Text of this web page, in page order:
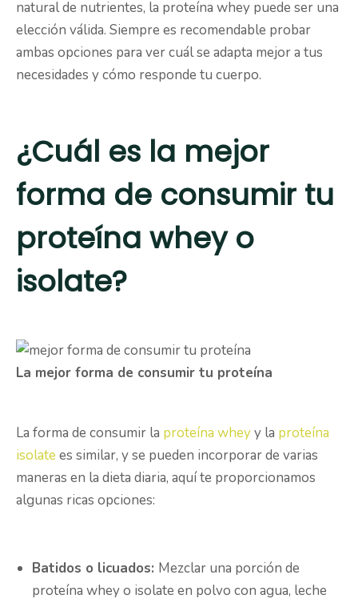
natural de nutrientes, la proteína whey puede ser una
elección válida. Siempre es recomendable probar
ambas opciones para ver cuál se adapta mejor a tus
necesidades y cómo responde tu cuerpo.
¿Cuál es la mejor
forma de consumir tu
proteína whey o
isolate?
La mejor forma de consumir tu proteína
La forma de consumir la proteína wheyy la proteína
isolate es similar, y se pueden incorporar de varias
maneras en la dieta diaria, aquí te proporcionamos
algunas ricas opciones:
Batidos o licuados: Mezclar una porción de
proteína whey o isolate en polvo con agua, leche